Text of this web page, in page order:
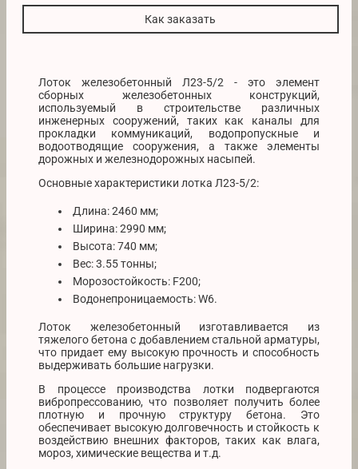
Как заказать
Лоток железобетонный Л23-5/2 - это элемент
сборных железобетонных конструкций,
используемый в строительстве различных
инженерных сооружений, таких как каналы для
прокладки коммуникаций, водопропускные и
водоотводящие сооружения, а также элементы
дорожных и железнодорожных насыпей.
Основные характеристики лотка Л23-5/2:
Длина: 2460 мм;
Ширина: 2990 мм;
Высота: 740 мм;
Вес: 3.55 тонны;
Морозостойкость: F200;
Водонепроницаемость: W6.
Лоток железобетонный изготавливается из
тяжелого бетона с добавлением стальной арматуры,
что придает ему высокую прочность и способность
выдерживать большие нагрузки.
В процессе производства лотки подвергаются
вибропрессованию, что позволяет получить более
плотную и прочную структуру бетона. Это
обеспечивает высокую долговечность и стойкость к
воздействию внешних факторов, таких как влага,
мороз, химические вещества и т.д.